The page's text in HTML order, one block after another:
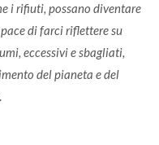
i rifiuti, possano diventare
di farci riflettere su
eccessivi e sbagliati,
del pianeta e del